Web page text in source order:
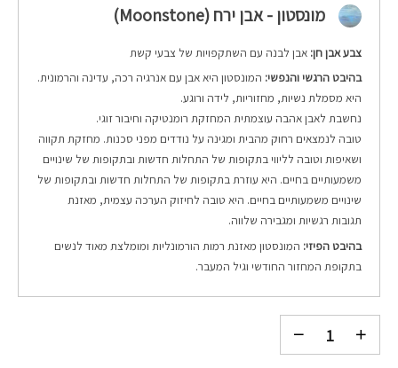
מונסטון - אבן ירח (Moonstone)
צבע אבן חן: אבן לבנה עם השתקפויות של צבעי קשת
בהיבט הרגשי והנפשי: המונסטון היא אבן עם אנרגיה רכה, עדינה והרמונית.
היא מסמלת נשיות, מחזוריות, לידה ורוגע.
נחשבת לאבן אהבה עוצמתית המחזקת רומנטיקה וחיבור זוגי.
טובה לנמצאים רחוק מהבית ומגינה על נודדים מפני סכנות. מחזקת תקווה
ושאיפות וטובה לליווי בתקופות של התחלות חדשות ובתקופות של שינויים
משמעותיים בחיים. היא עוזרת בתקופות של התחלות חדשות ובתקופות של
שינויים משמעותיים בחיים. היא טובה לחיזוק הערכה עצמית, מאזנת
תגובות רגשיות ומגבירה שלווה.
בהיבט הפיזי: המונסטון מאזנת רמות הורמונליות ומומלצת מאוד לנשים
בתקופת המחזור החודשי וגיל המעבר.